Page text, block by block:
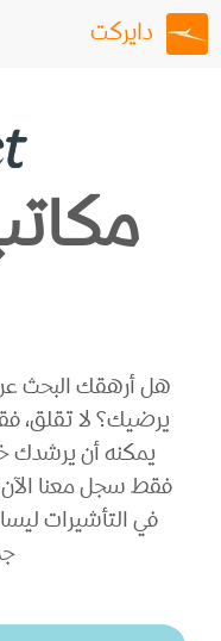
دايركت
هل أرهقك البحث
يرضيك؟ لا تقلق،
يمكنه أن يرشدك
فقط سجل معنا
في التأشيرات